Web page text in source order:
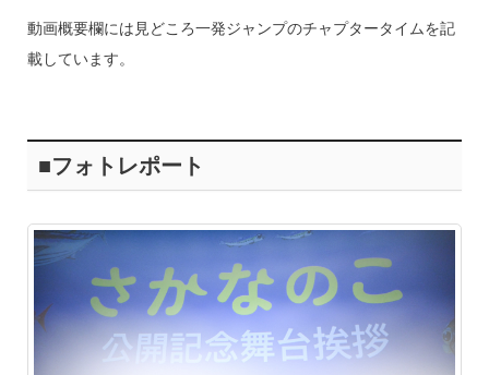
動画概要欄には見どころ一発ジャンプのチャプタータイムを記
載しています。
■フォトレポート